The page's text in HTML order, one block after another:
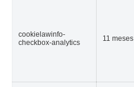
cookielawinfo-
checkbox-analytics
11 meses